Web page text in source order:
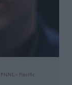
PNNL - Pacific